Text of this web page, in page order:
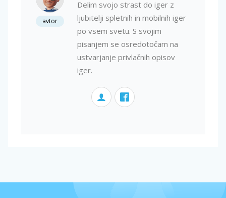
avtor
Delim svojo strast do iger z
ljubitelji spletnih in mobilnih iger
po vsem svetu. S svojim
pisanjem se osredotočam na
ustvarjanje privlačnih opisov
iger.